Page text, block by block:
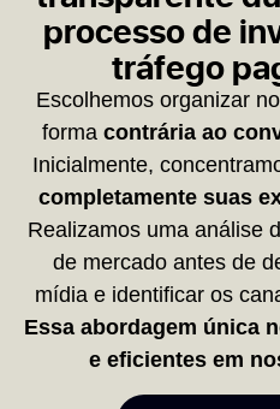
processo de
tráfego
Escolhemos organizar
forma contrária ao
Inicialmente,
completamente suas
Realizamos uma análise
de mercado antes de
mídia e identificar os
Essa abordagem única
e eficientes em